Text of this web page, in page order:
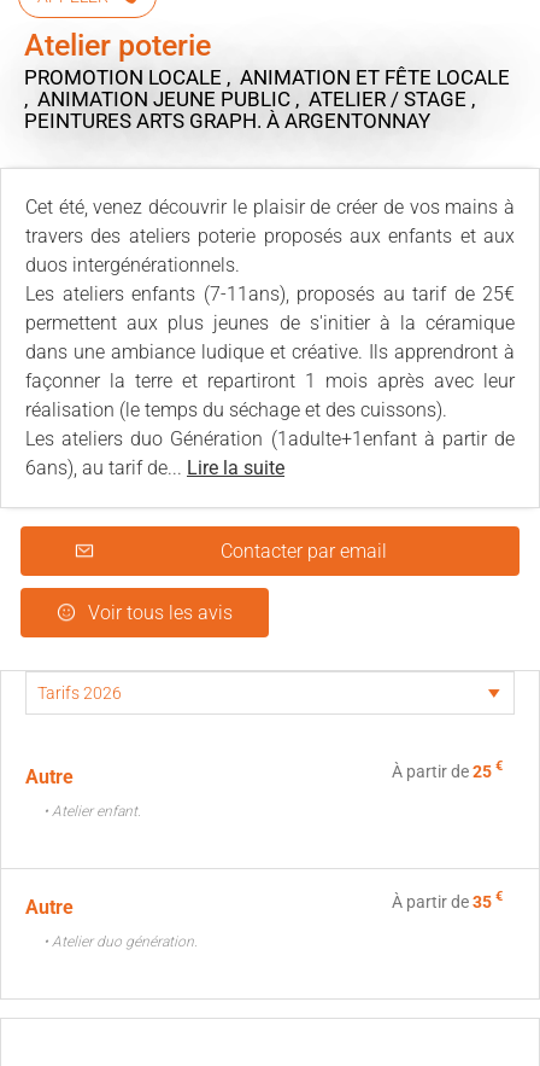
Atelier poterie
PROMOTION LOCALE , ANIMATION ET FÊTE LOCALE
, ANIMATION JEUNE PUBLIC , ATELIER / STAGE ,
PEINTURES ARTS GRAPH. À ARGENTONNAY
Cet été, venez découvrir le plaisir de créer de vos mains à
travers des ateliers poterie proposés aux enfants et aux
duos intergénérationnels.
Les ateliers enfants (7-11ans), proposés au tarif de 25€
permettent aux plus jeunes de s'initier à la céramique
dans une ambiance ludique et créative. Ils apprendront à
façonner la terre et repartiront 1 mois après avec leur
réalisation (le temps du séchage et des cuissons).
Les ateliers duo Génération (1adulte+1enfant à partir de
6ans), au tarif de... Lire la suite
Contacter par email
Voir tous les avis
Autre À partir de25 €
• Atelier enfant.
Autre À partir de35 €
• Atelier duo génération.